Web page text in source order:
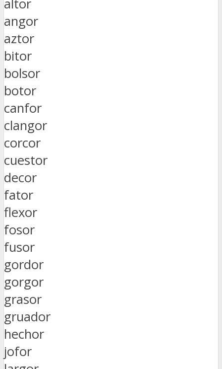
altor
angor
aztor
bitor
bolsor
botor
canfor
clangor
corcor
cuestor
decor
fator
flexor
fosor
fusor
gordor
gorgor
grasor
gruador
hechor
jofor